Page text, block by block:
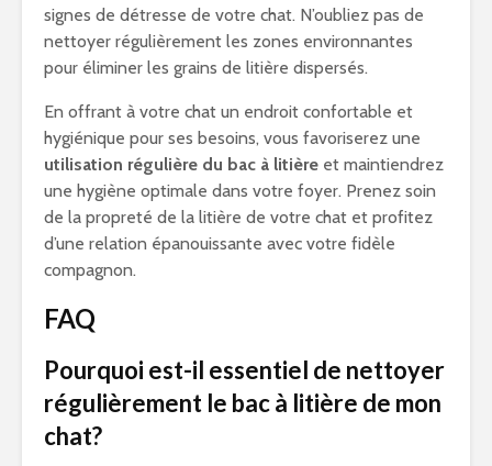
signes de détresse de votre chat. N’oubliez pas de
nettoyer régulièrement les zones environnantes
pour éliminer les grains de litière dispersés.
En offrant à votre chat un endroit confortable et
hygiénique pour ses besoins, vous favoriserez une
utilisation régulière du bac à litière et maintiendrez
une hygiène optimale dans votre foyer. Prenez soin
de la propreté de la litière de votre chat et profitez
d’une relation épanouissante avec votre fidèle
compagnon.
FAQ
Pourquoi est-il essentiel de nettoyer
régulièrement le bac à litière de mon
chat?